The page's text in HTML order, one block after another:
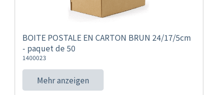
BOITE POSTALE EN CARTON BRUN 24/17/5cm
- paquet de 50
1400023
Mehr anzeigen